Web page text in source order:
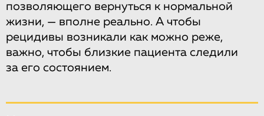
позволяющего вернуться к нормальной
жизни, — вполне реально. А чтобы
рецидивы возникали как можно реже,
важно, чтобы близкие пациента следили
за его состоянием.